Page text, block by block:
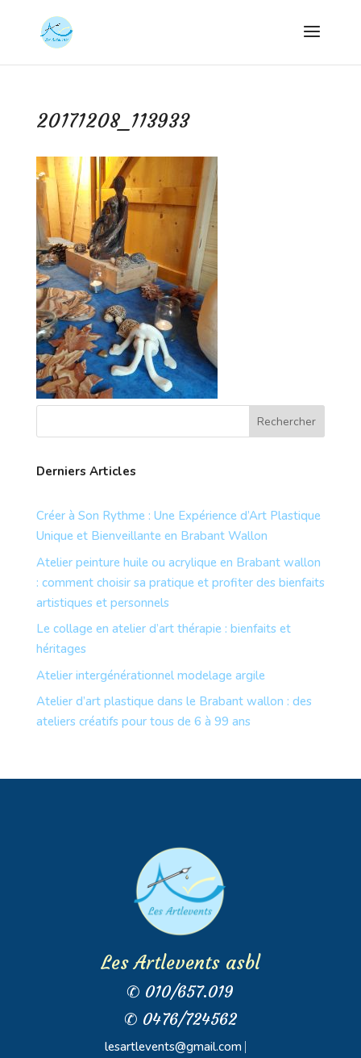
20171208_113933
Derniers Articles
Créer à Son Rythme : Une Expérience d’Art Plastique
Unique et Bienveillante en Brabant Wallon
Atelier peinture huile ou acrylique en Brabant wallon
: comment choisir sa pratique et profiter des bienfaits
artistiques et personnels
Le collage en atelier d’art thérapie : bienfaits et
héritages
Atelier intergénérationnel modelage argile
Atelier d’art plastique dans le Brabant wallon : des
ateliers créatifs pour tous de 6 à 99 ans
Les Artlevents asbl
✆ 010/657.019
✆ 0476/724562
lesartlevents@gmail.com